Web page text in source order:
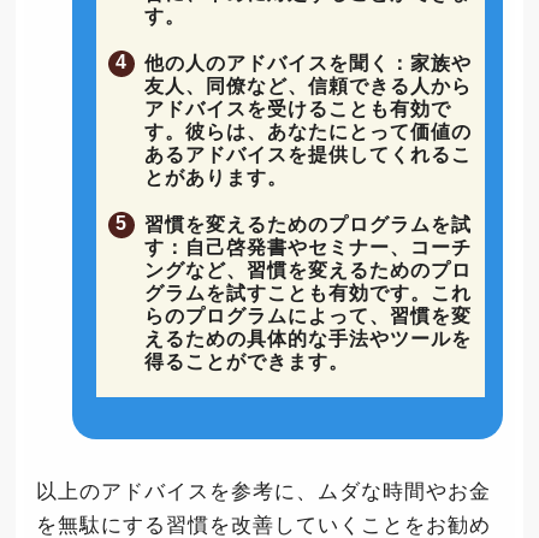
す。
他の人のアドバイスを聞く：家族や
友人、同僚など、信頼できる人から
アドバイスを受けることも有効で
す。彼らは、あなたにとって価値の
あるアドバイスを提供してくれるこ
とがあります。
習慣を変えるためのプログラムを試
す：自己啓発書やセミナー、コーチ
ングなど、習慣を変えるためのプロ
グラムを試すことも有効です。これ
らのプログラムによって、習慣を変
えるための具体的な手法やツールを
得ることができます。
以上のアドバイスを参考に、ムダな時間やお金
を無駄にする習慣を改善していくことをお勧め